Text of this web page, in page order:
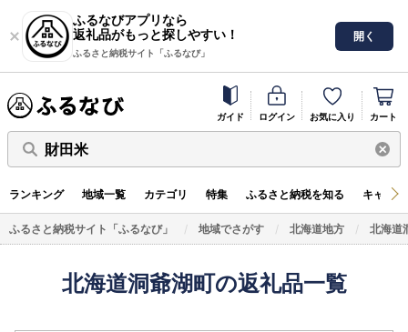
ふるなびアプリなら
返礼品がもっと探しやすい！
ふるさと納税サイト「ふるなび」
開く
ガイド ログイン お気に入り カート
財田米
ランキング 地域一覧 カテゴリ 特集 ふるさと納税を知る キャン
ふるさと納税サイト「ふるなび」 地域でさがす 北海道地方 北海道
北海道洞爺湖町の返礼品一覧